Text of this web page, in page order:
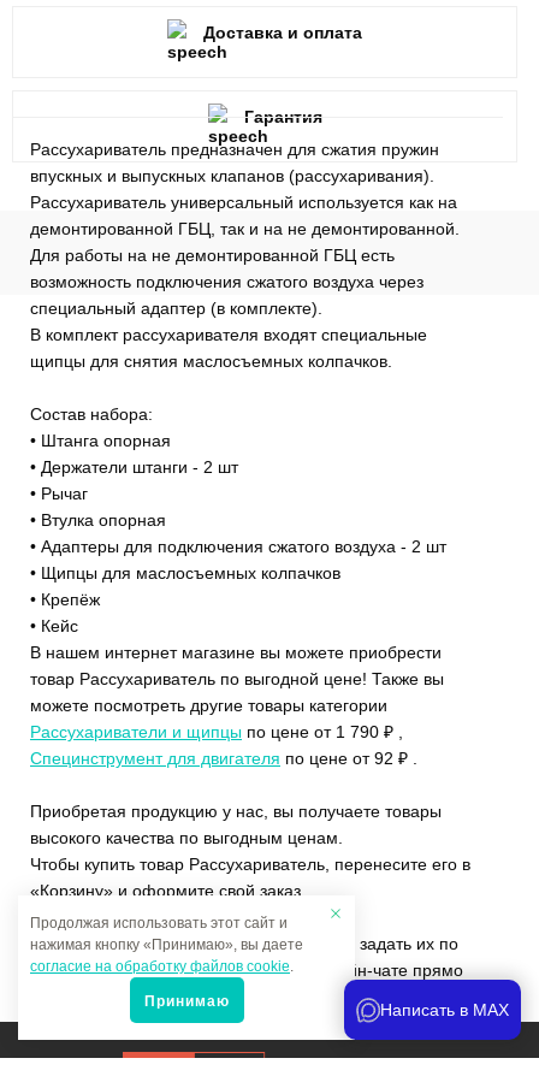
Рассухариватель предназначен для сжатия пружин
впускных и выпускных клапанов (рассухаривания).
Рассухариватель универсальный используется как на
демонтированной ГБЦ, так и на не демонтированной.
Для работы на не демонтированной ГБЦ есть
возможность подключения сжатого воздуха через
специальный адаптер (в комплекте).
В комплект рассухаривателя входят специальные
щипцы для снятия маслосъемных колпачков.
Состав набора:
• Штанга опорная
• Держатели штанги - 2 шт
• Рычаг
• Втулка опорная
• Адаптеры для подключения сжатого воздуха - 2 шт
• Щипцы для маслосъемных колпачков
• Крепёж
• Кейс
В нашем интернет магазине вы можете приобрести
товар Рассухариватель по выгодной цене! Также вы
можете посмотреть другие товары категории
Рассухариватели и щипцы по цене от 1 790 ₽ ,
Специнструмент для двигателя по цене от 92 ₽ .
Приобретая продукцию у нас, вы получаете товары
высокого качества по выгодным ценам.
Чтобы купить товар Рассухариватель, перенесите его в
«Корзину» и оформите свой заказ.
Если у вас остались вопросы, вы можете задать их по
телефону+7 (4822)65-69-46или в онлайн-чате прямо
Доставка и оплата
Гарантия
Продвижение сайта
Продолжая использовать этот сайт и
нажимая кнопку «Принимаю», вы даете
согласие на обработку файлов cookie.
Принимаю Написать в MAX